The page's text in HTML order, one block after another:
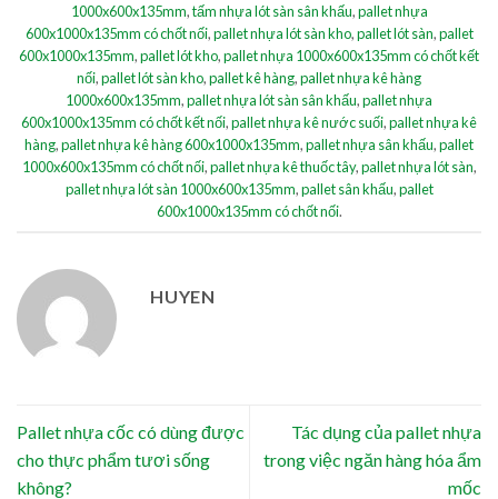
1000x600x135mm,tấm nhựa lót sàn sân khấu,pallet nhựa
600x1000x135mm có chốt nối,pallet nhựa lót sàn kho,pallet lót sàn,pallet
600x1000x135mm,pallet lót kho,pallet nhựa 1000x600x135mm có chốt kết
nối,pallet lót sàn kho,pallet kê hàng,pallet nhựa kê hàng
1000x600x135mm,pallet nhựa lót sàn sân khấu,pallet nhựa
600x1000x135mm có chốt kết nối,pallet nhựa kê nước suối,pallet nhựa kê
hàng,pallet nhựa kê hàng 600x1000x135mm,pallet nhựa sân khấu,pallet
1000x600x135mm có chốt nối,pallet nhựa kê thuốc tây,pallet nhựa lót sàn,
pallet nhựa lót sàn 1000x600x135mm,pallet sân khấu,pallet
600x1000x135mm có chốt nối.
HUYEN
Pallet nhựa cốc có dùng được
cho thực phẩm tươi sống
không?
Tác dụng của pallet nhựa
trong việc ngăn hàng hóa ẩm
mốc